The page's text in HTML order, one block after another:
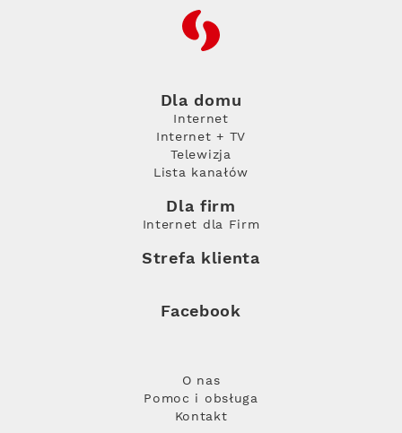
RFC
Dla domu
Internet
Internet + TV
Telewizja
Lista kanałów
Dla firm
Internet dla Firm
Strefa klienta
Facebook
O nas
Pomoc i obsługa
Kontakt